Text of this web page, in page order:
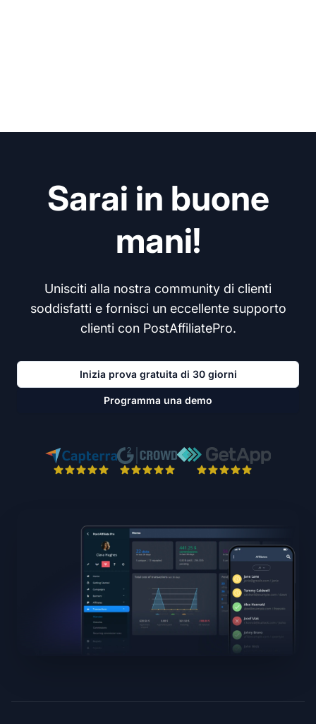
Sarai in buone
mani!
Unisciti alla nostra community di clienti
soddisfatti e fornisci un eccellente supporto
clienti con PostAffiliatePro.
Inizia prova gratuita di 30 giorni
Programma una demo